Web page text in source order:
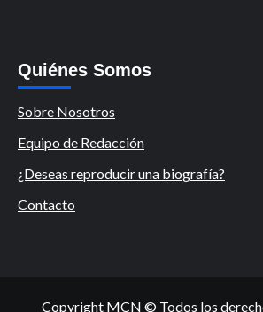
Quiénes Somos
Sobre Nosotros
Equipo de Redacción
¿Deseas reproducir una biografía?
Contacto
Copyright MCN © Todos los